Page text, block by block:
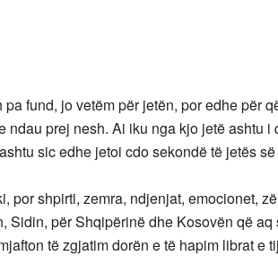
fund, jo vetëm për jetën, por edhe për
ndau prej nesh. Ai iku nga kjo jetë ashtu i
sic edhe jetoi cdo sekondë të jetës
por shpirti, zemra, ndjenjat, emocionet,
Sidin, për Shqipërinë dhe Kosovën që
të zgjatim dorën e të hapim librat e